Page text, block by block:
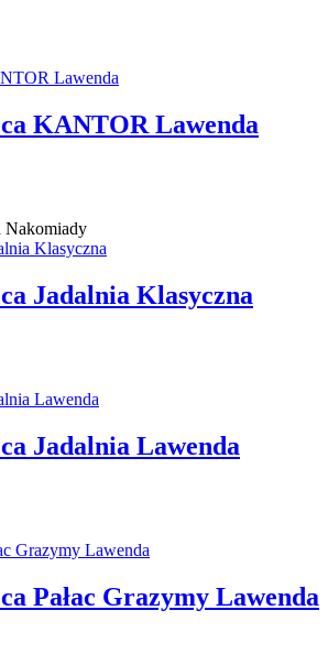
KANTOR Lawenda
Jadalnia Klasyczna
Jadalnia Lawenda
Pałac Grazymy Lawenda